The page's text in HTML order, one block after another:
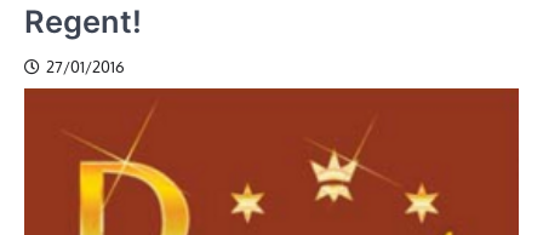
Regent!
27/01/2016